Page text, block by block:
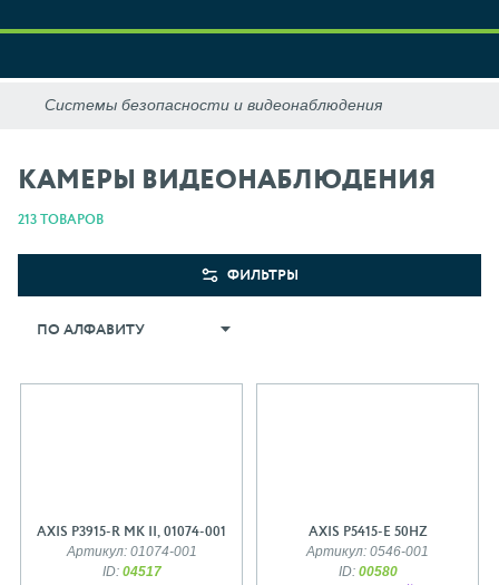
КАМЕРЫ ВИДЕОНАБЛЮДЕНИЯ
213 ТОВАРОВ
ФИЛЬТРЫ
ПО АЛФАВИТУ
AXIS P3915-R MK II, 01074-001
Артикул: 01074-001
ID: 04517
AXIS P5415-E 50HZ
Артикул: 0546-001
ID: 00580